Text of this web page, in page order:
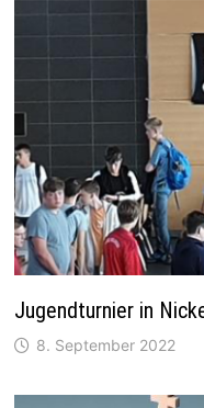
Jugendturnier in
8. September 2022